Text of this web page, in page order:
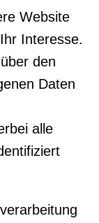
Website
Interesse.
den
Daten
alle